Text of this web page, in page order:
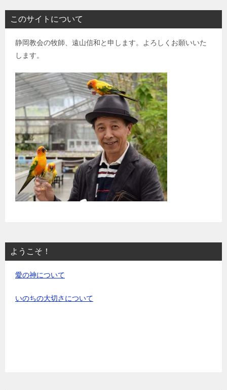
このサイトについて
静岡教会の牧師、遠山信和と申します。よろしくお願いいた
します。
ようこそ！
愛の神について
いのちの大切さについて